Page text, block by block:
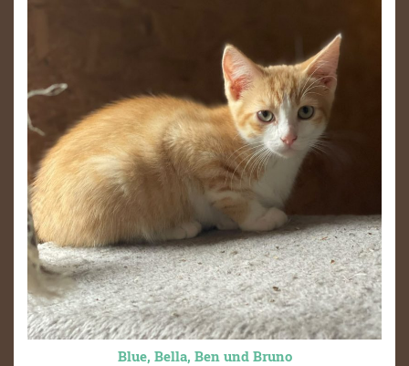
Blue, Bella, Ben und Bruno